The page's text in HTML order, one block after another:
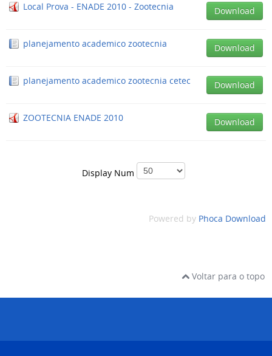
Local Prova - ENADE 2010 - Zootecnia Download
planejamento academico zootecnia Download
planejamento academico zootecnia cetec Download
ZOOTECNIA ENADE 2010 Download
Display Num
Powered by Phoca Download
Voltar para o topo